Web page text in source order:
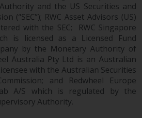
werden, und darf
mit
werden. Diese
keine spezifische
und
nicht die
eines
Anlegers oder
and the US Securities and
(“SEC”); RWC Asset Advisors (US)
with the SEC; RWC Singapore
is licensed as a Licensed Fund
by the Monetary Authority of
Australia Pty Ltd is an Australian
with the Australian Securities
and Redwheel Europe
A/S which is regulated by the
Authority.